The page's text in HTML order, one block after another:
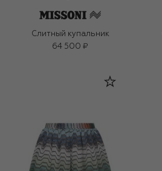
Слитный купальник
64 500 ₽